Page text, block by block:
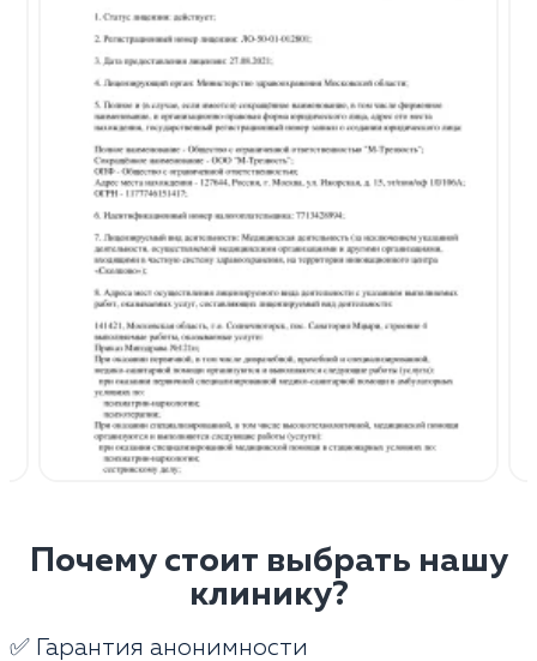
Почему стоит выбрать нашу
клинику?
✅ Гарантия анонимности